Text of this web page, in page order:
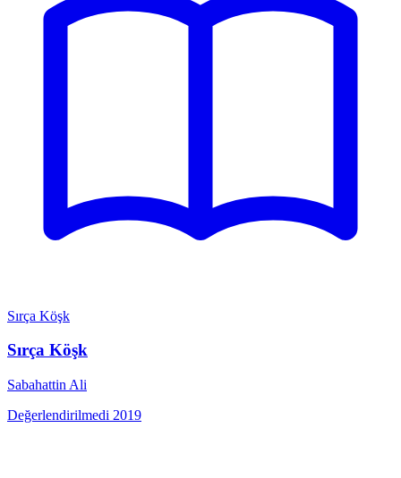
Sırça Köşk
Sırça Köşk
Sabahattin Ali
Değerlendirilmedi 2019